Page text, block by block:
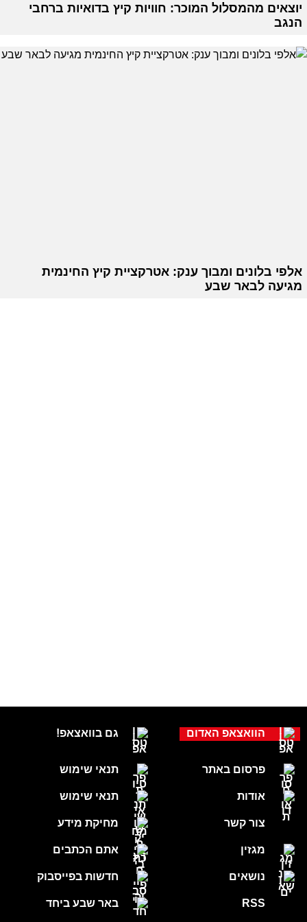
יוצאים מהמסלול המוכר: חוויות קיץ בדואיות ברחבי
הנגב
אלפי בלונים ומבוך ענק: אטרקציית קיץ החינמית
מגיעה לבאר שבע
גם בוואצאפ!
תנאי שימוש
תנאי שימוש
מחיקת מידע
אתם הכתבים
חדשות בפייסבוק
באר שבע ביחד
הוואצאפ האדום
פרסום באתר
אודות
צור קשר
מגזין
נושאים
RSS